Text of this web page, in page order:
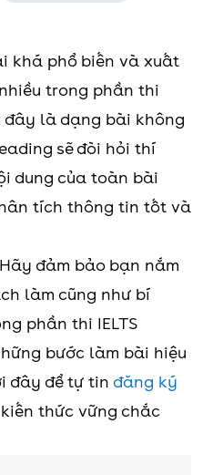
khá phổ biến và xuất
trong phần thi
đây là dạng bài không
sẽ đòi hỏi thí
dung của toàn bài
tích thông tin tốt và
đảm bảo bạn nắm
làm cũng như bí
phần thi IELTS
bước làm bài hiệu
đây để tự tin đăng ký
thức vững chắc